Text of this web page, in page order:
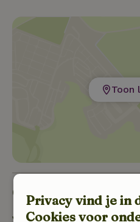
Toon
Goed om te weten
Verblijfdetails
Privacy vind je in
Cookies voor